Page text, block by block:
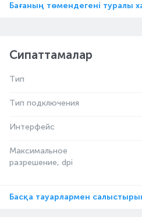
Бағаның төмендегені туралы
Сипаттамалар
Тип
Тип подключения
Интерфейс
Максимальное
разрешение, dpi
Басқа тауарлармен